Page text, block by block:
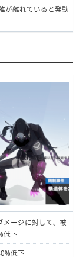
が離れていると発動
メージに対して、被
低下
低下